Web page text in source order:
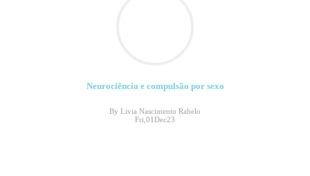
Neurociência e compulsão por sexo
By Livia Nascimento Rabelo
Fri,01Dec23